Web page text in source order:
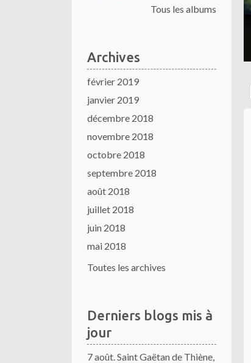
Tous les albums
Archives
février 2019
janvier 2019
décembre 2018
novembre 2018
octobre 2018
septembre 2018
août 2018
juillet 2018
juin 2018
mai 2018
Toutes les archives
Derniers blogs mis à
jour
7 août. Saint Gaëtan de Thiène,